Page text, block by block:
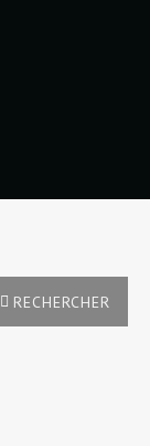
RECHERCHER